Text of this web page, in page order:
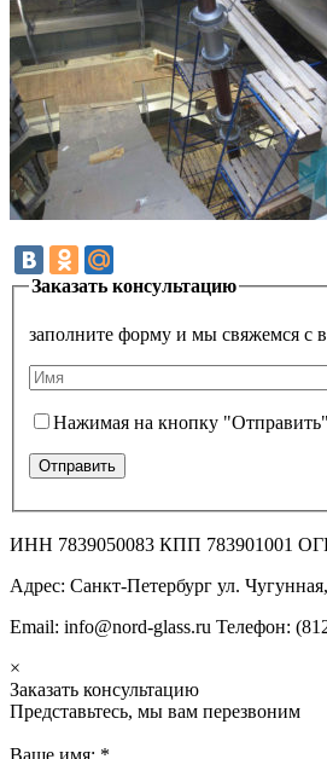
Заказать консультацию
заполните форму и мы свяжемся с
Нажимая на кнопку
ИНН 7839050083 КПП 783901001
Адрес: Санкт-Петербург ул.
Email: info@nord-glass.ru Телефон:
×
Заказать консультацию
Представьтесь, мы вам перезвоним
Ваше имя: *